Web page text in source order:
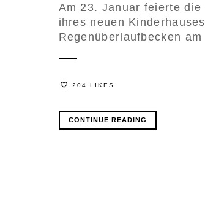
Am 23. Januar feierte
ihres neuen
Regenüberlaufbecken
204 LIKES
CONTINUE READING